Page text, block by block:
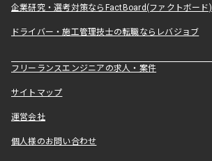
企業研究・選考対策ならFactBoard(ファクトボード)
ドライバー・施工管理技士の転職ならレバジョブ
フリーランスエンジニアの求人・案件
サイトマップ
運営会社
個人様のお問い合わせ